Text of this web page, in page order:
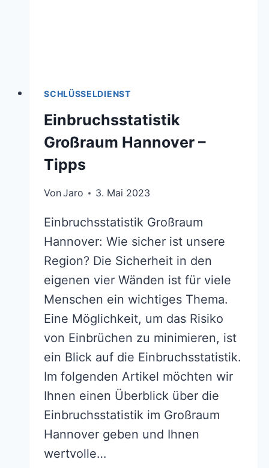
SCHLÜSSELDIENST
Einbruchsstatistik
Großraum Hannover –
Tipps
VonJaro 3. Mai 2023
Einbruchsstatistik Großraum
Hannover: Wie sicher ist unsere
Region? Die Sicherheit in den
eigenen vier Wänden ist für viele
Menschen ein wichtiges Thema.
Eine Möglichkeit, um das Risiko
von Einbrüchen zu minimieren, ist
ein Blick auf die Einbruchsstatistik.
Im folgenden Artikel möchten wir
Ihnen einen Überblick über die
Einbruchsstatistik im Großraum
Hannover geben und Ihnen
wertvolle…